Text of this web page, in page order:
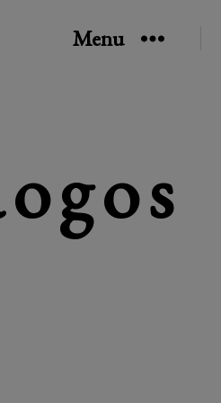
Menu